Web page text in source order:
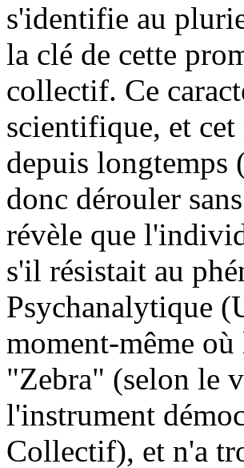
s'identifie au
la clé de cette
collectif. Ce
scientifique, et
depuis longtemps
donc dérouler
révèle que
s'il résistait au
Psychanalytique
moment-même
"Zebra" (selon le
l'instrument
Collectif), et n'a